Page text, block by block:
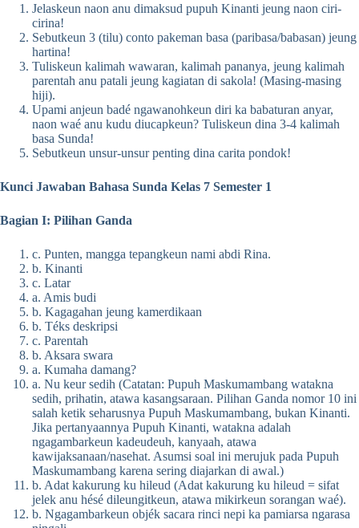
Jelaskeun naon anu dimaksud pupuh Kinanti jeung naon ciri-
cirina!
Sebutkeun 3 (tilu) conto pakeman basa (paribasa/babasan) jeung
hartina!
Tuliskeun kalimah wawaran, kalimah pananya, jeung kalimah
parentah anu patali jeung kagiatan di sakola! (Masing-masing
hiji).
Upami anjeun badé ngawanohkeun diri ka babaturan anyar,
naon waé anu kudu diucapkeun? Tuliskeun dina 3-4 kalimah
basa Sunda!
Sebutkeun unsur-unsur penting dina carita pondok!
Kunci Jawaban Bahasa Sunda Kelas 7 Semester 1
Bagian I: Pilihan Ganda
c. Punten, mangga tepangkeun nami abdi Rina.
b. Kinanti
c. Latar
a. Amis budi
b. Kagagahan jeung kamerdikaan
b. Téks deskripsi
c. Parentah
b. Aksara swara
a. Kumaha damang?
a. Nu keur sedih (Catatan: Pupuh Maskumambang watakna
sedih, prihatin, atawa kasangsaraan. Pilihan Ganda nomor 10 ini
salah ketik seharusnya Pupuh Maskumambang, bukan Kinanti.
Jika pertanyaannya Pupuh Kinanti, watakna adalah
ngagambarkeun kadeudeuh, kanyaah, atawa
kawijaksanaan/nasehat. Asumsi soal ini merujuk pada Pupuh
Maskumambang karena sering diajarkan di awal.)
b. Adat kakurung ku hileud (Adat kakurung ku hileud = sifat
jelek anu hésé dileungitkeun, atawa mikirkeun sorangan waé).
b. Ngagambarkeun objék sacara rinci nepi ka pamiarsa ngarasa